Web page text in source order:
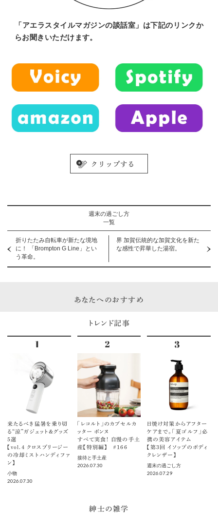
「アエラスタイルマガジンの談話室」は下記のリンクか
らお聞きいただけます。
週末の過ごし方
一覧
折りたたみ自転車が新たな境地
に！ 「Brompton G Line」とい
う革命。
界 加賀伝統的な加賀文化を新た
な感性で昇華した湯宿。
あなたへのおすすめ
トレンド記事
来たるべき猛暑を乗り切
る“涼”ガジェット＆グッズ
5選
【vol.４ クロスブリージー
の冷却ミストハンディファ
ン】
小物
2026.07.30
「レコルト」のカプセルカ
ッター ボンヌ
すべて実食！ 自慢の手土
産【特別編】 ＃166
接待と手土産
2026.07.30
日焼け対策からアフター
ケアまで。「夏ゴルフ」必
携の美容アイテム
【第3回 イソップのボディ
クレンザー】
週末の過ごし方
2026.07.29
紳士の雑学